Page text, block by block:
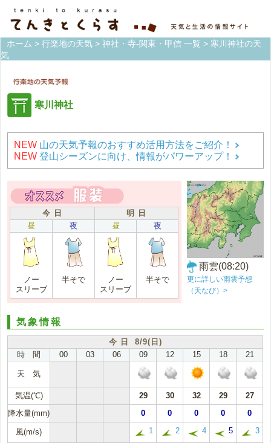
ホーム > 行楽地の天気 > 神社・寺-関東・甲信 一覧 > 寒川神社の天
気
寒川神社
NEW 山の天気予報のおすすめ活用方法をご紹介！
NEW 登山シーズンに向け、情報がパワーアップ！
今 日
明 日
昼
夜 昼 夜
ノー
スリーブ
半そで
ノー
スリーブ
半そで
雨雲(08:20)
更に詳しい雨雲予想
（天なび）>
気象情報
今 日 8/9(日)
時 間
00 03 06 09 12 15 18 21
天 気
気温(℃) 29 30 32 29
27
降水量(mm)
0 0 0 0 0
風(m/s) 1 2 4 5 3